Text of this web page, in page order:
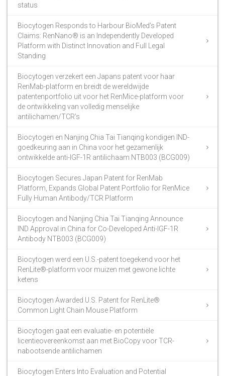
status
Biocytogen Responds to Harbour BioMed’s Patent
Claims: RenNano® is an Independently Developed
Platform with Distinct Innovation and Full Legal
Standing
Biocytogen verzekert een Japans patent voor haar
RenMab-platform en breidt de wereldwijde
patentenportfolio uit voor het RenMice-platform voor
de ontwikkeling van volledig menselijke
antilichamen/TCR’s
Biocytogen en Nanjing Chia Tai Tianqing kondigen IND-
goedkeuring aan in China voor het gezamenlijk
ontwikkelde anti-IGF-1R antilichaam NTB003 (BCG009)
Biocytogen Secures Japan Patent for RenMab
Platform, Expands Global Patent Portfolio for RenMice
Fully Human Antibody/TCR Platform
Biocytogen and Nanjing Chia Tai Tianqing Announce
IND Approval in China for Co-Developed Anti-IGF-1R
Antibody NTB003 (BCG009)
Biocytogen werd een U.S.-patent toegekend voor het
RenLite®-platform voor muizen met gewone lichte
ketens
Biocytogen Awarded U.S. Patent for RenLite®
Common Light Chain Mouse Platform
Biocytogen gaat een evaluatie- en potentiële
licentieovereenkomst aan met BioCopy voor TCR-
nabootsende antilichamen
Biocytogen Enters Into Evaluation and Potential